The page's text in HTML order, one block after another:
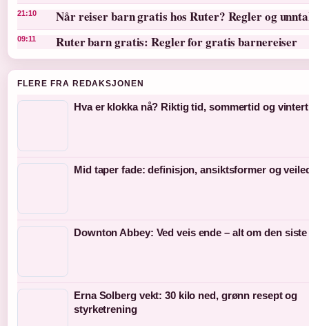
21:10 Når reiser barn gratis hos Ruter? Regler og
09:11 Ruter barn gratis: Regler for gratis barnereiser
FLERE FRA REDAKSJONEN
Hva er klokka nå? Riktig tid, sommertid og
Mid taper fade: definisjon, ansiktsformer og
Downton Abbey: Ved veis ende – alt om den
Erna Solberg vekt: 30 kilo ned, grønn resept og
styrketrening